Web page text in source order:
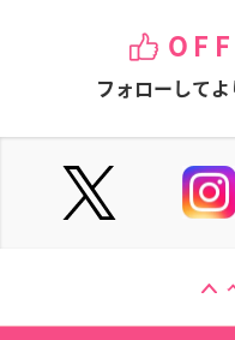
フォローしてよ